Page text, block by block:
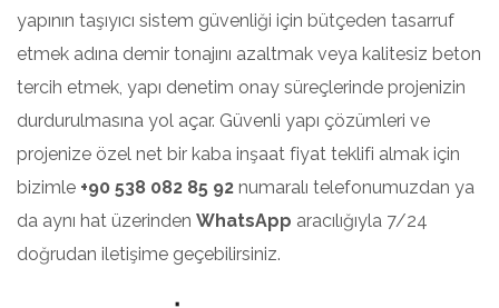
yapının taşıyıcı sistem güvenliği için bütçeden tasarruf
etmek adına demir tonajını azaltmak veya kalitesiz beton
tercih etmek, yapı denetim onay süreçlerinde projenizin
durdurulmasına yol açar. Güvenli yapı çözümleri ve
projenize özel net bir kaba inşaat fiyat teklifi almak için
bizimle +90 538 082 85 92 numaralı telefonumuzdan ya
da aynı hat üzerinden WhatsApp aracılığıyla 7/24
doğrudan iletişime geçebilirsiniz.